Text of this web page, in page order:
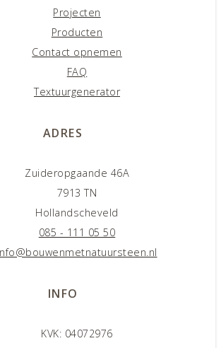
Projecten
Producten
Contact opnemen
FAQ
Textuurgenerator
ADRES
Zuideropgaande 46A
7913 TN
Hollandscheveld
085 - 111 05 50
INFO
KVK: 04072976